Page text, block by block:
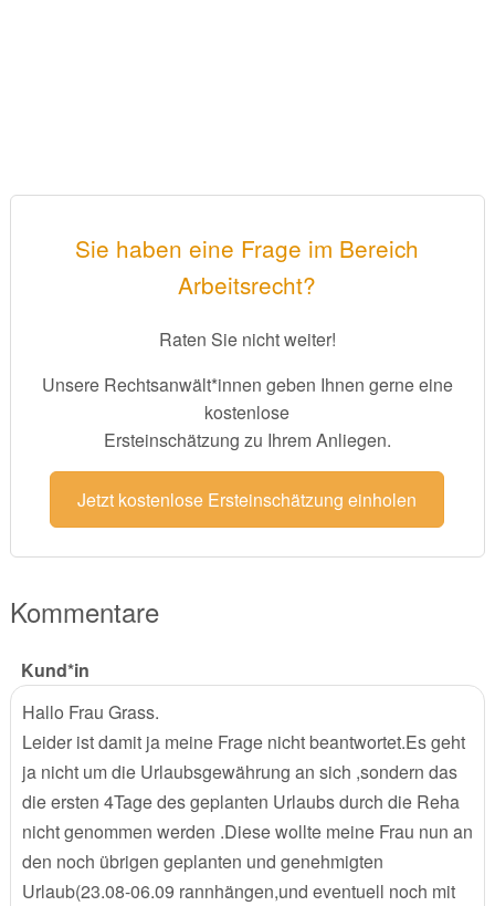
Sie haben eine Frage im Bereich
Arbeitsrecht?
Raten Sie nicht weiter!
Unsere Rechtsanwält*innen geben Ihnen gerne eine
kostenlose
Ersteinschätzung zu Ihrem Anliegen.
Jetzt kostenlose Ersteinschätzung einholen
Kommentare
Kund*in
Hallo Frau Grass.
Leider ist damit ja meine Frage nicht beantwortet.Es geht
ja nicht um die Urlaubsgewährung an sich ,sondern das
die ersten 4Tage des geplanten Urlaubs durch die Reha
nicht genommen werden .Diese wollte meine Frau nun an
den noch übrigen geplanten und genehmigten
Urlaub(23.08-06.09 rannhängen,und eventuell noch mit